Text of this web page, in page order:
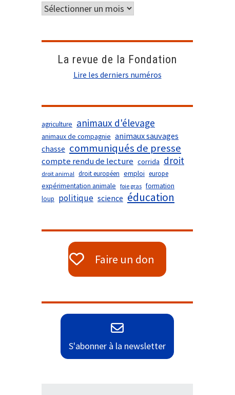
La revue de la Fondation
Lire les derniers numéros
agriculture animaux d'élevage
animaux de compagnie animaux sauvages
chasse communiqués de presse
compte rendu de lecture corrida droit
droit animal droit européen emploi europe
expérimentation animale foie gras formation
loup politique science éducation
Faire un don
S'abonner à la newsletter